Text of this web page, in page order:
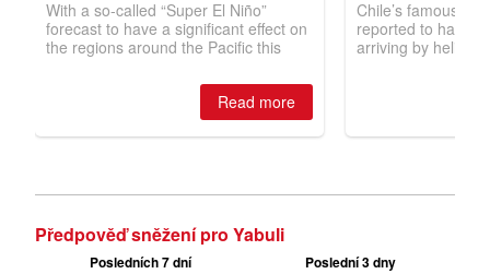
Předpověď sněžení pro Yabuli
Posledních 7 dní Poslední 3 dny